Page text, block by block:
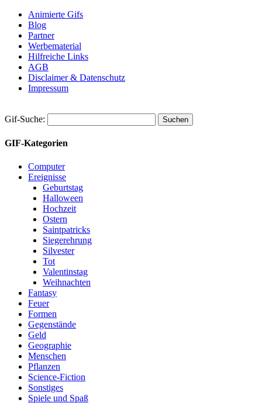
Animierte Gifs
Blog
Partner
Werbematerial
Hilfreiche Links
AGB
Disclaimer & Datenschutz
Impressum
Gif-Suche:
GIF-Kategorien
Computer
Ereignisse
Geburtstag
Halloween
Hochzeit
Ostern
Saintpatricks
Siegerehrung
Silvester
Tot
Valentinstag
Weihnachten
Fantasy
Feuer
Formen
Gegenstände
Geld
Geographie
Menschen
Pflanzen
Science-Fiction
Sonstiges
Spiele und Spaß